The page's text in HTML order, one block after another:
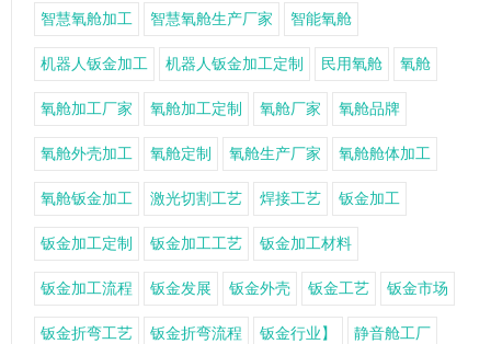
智慧氧舱加工 智慧氧舱生产厂家 智能氧舱
机器人钣金加工 机器人钣金加工定制 民用氧舱 氧舱
氧舱加工厂家 氧舱加工定制 氧舱厂家 氧舱品牌
氧舱外壳加工 氧舱定制 氧舱生产厂家 氧舱舱体加工
氧舱钣金加工 激光切割工艺 焊接工艺 钣金加工
钣金加工定制 钣金加工工艺 钣金加工材料
钣金加工流程 钣金发展 钣金外壳 钣金工艺 钣金市场
钣金折弯工艺 钣金折弯流程 钣金行业】 静音舱工厂